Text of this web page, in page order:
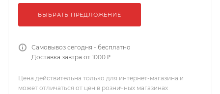
ВЫБРАТЬ ПРЕДЛОЖЕНИЕ
Самовывоз сегодня - бесплатно
Доставка завтра от 1000 ₽
Цена действительна только для интернет-магазина и
может отличаться от цен в розничных магазинах